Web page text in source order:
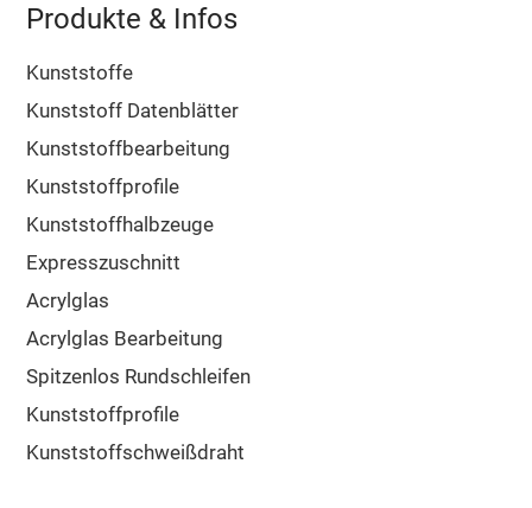
Produkte & Infos
Kunststoffe
Kunststoff Datenblätter
Kunststoffbearbeitung
Kunststoffprofile
Kunststoffhalbzeuge
Expresszuschnitt
Acrylglas
Acrylglas Bearbeitung
Spitzenlos Rundschleifen
Kunststoffprofile
Kunststoffschweißdraht